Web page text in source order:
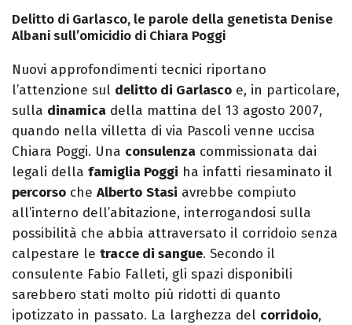
Delitto di Garlasco, le parole della genetista Denise
Albani sull’omicidio di Chiara Poggi
Nuovi approfondimenti tecnici riportano
l’attenzione sul delitto di Garlasco e, in particolare,
sulla dinamica della mattina del 13 agosto 2007,
quando nella villetta di via Pascoli venne uccisa
Chiara Poggi. Una consulenza commissionata dai
legali della famiglia Poggi ha infatti riesaminato il
percorso che Alberto Stasi avrebbe compiuto
all’interno dell’abitazione, interrogandosi sulla
possibilità che abbia attraversato il corridoio senza
calpestare le tracce di sangue. Secondo il
consulente Fabio Falleti, gli spazi disponibili
sarebbero stati molto più ridotti di quanto
ipotizzato in passato. La larghezza del corridoio,